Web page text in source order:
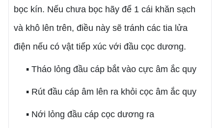
bọc kín. Nếu chưa bọc hãy để 1 cái khăn sạch
và khô lên trên, điều này sẽ tránh các tia lửa
điện nếu có vật tiếp xúc với đầu cọc dương.
▪ Tháo lỏng đầu cáp bắt vào cực âm ắc quy
▪ Rút đầu cáp âm lên ra khỏi cọc âm ắc quy
▪ Nới lỏng đầu cáp cọc dương ra